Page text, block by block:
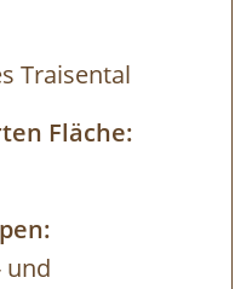
Traisental
Fläche:
und